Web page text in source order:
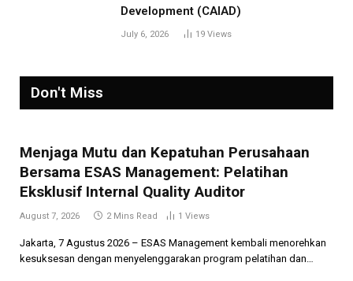
Development (CAIAD)
July 6, 2026 19 Views
Don't Miss
Menjaga Mutu dan Kepatuhan Perusahaan
Bersama ESAS Management: Pelatihan
Eksklusif Internal Quality Auditor
August 7, 2026 2 Mins Read 1 Views
Jakarta, 7 Agustus 2026 – ESAS Management kembali menorehkan
kesuksesan dengan menyelenggarakan program pelatihan dan…